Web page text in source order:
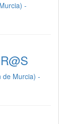
-
de Murcia) -